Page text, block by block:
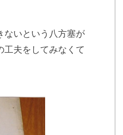
ないという八方塞が
工夫をしてみなくて